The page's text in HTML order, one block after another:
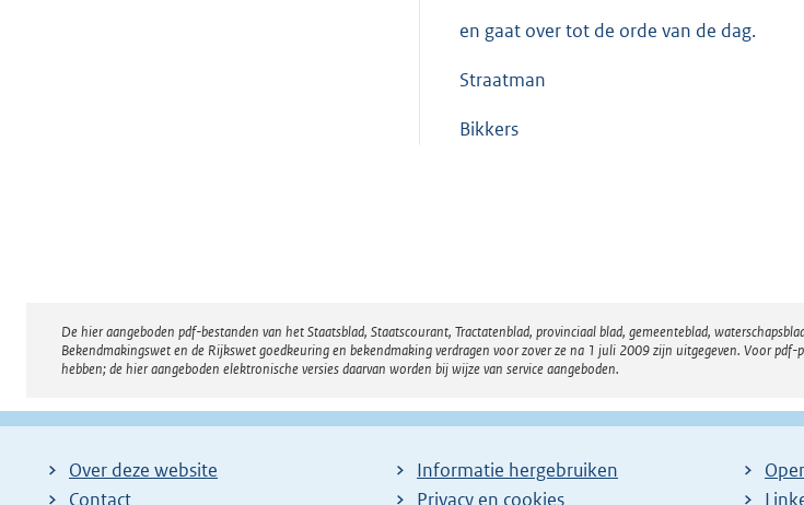
en gaat over tot de orde van de dag.
Straatman
Bikkers
Disclaimer
De hier aangeboden pdf-bestanden van het Staatsblad, Staatscourant, Tractatenblad, provinciaal blad, gemeenteblad,
Bekendmakingswet en de Rijkswet goedkeuring en bekendmaking verdragen voor zover ze na 1 juli 2009 zijn uitgegeven. Voor
hebben; de hier aangeboden elektronische versies daarvan worden bij wijze van service aangeboden.
Over deze website
Contact
Informatie hergebruiken
Privacy en cookies